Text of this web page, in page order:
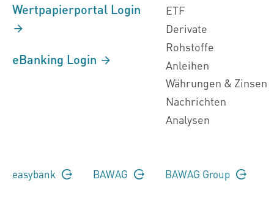
Wertpapierportal Login
eBanking Login
ETF
Derivate
Rohstoffe
Anleihen
Währungen & Zinsen
Nachrichten
Analysen
easybank BAWAG BAWAG Group